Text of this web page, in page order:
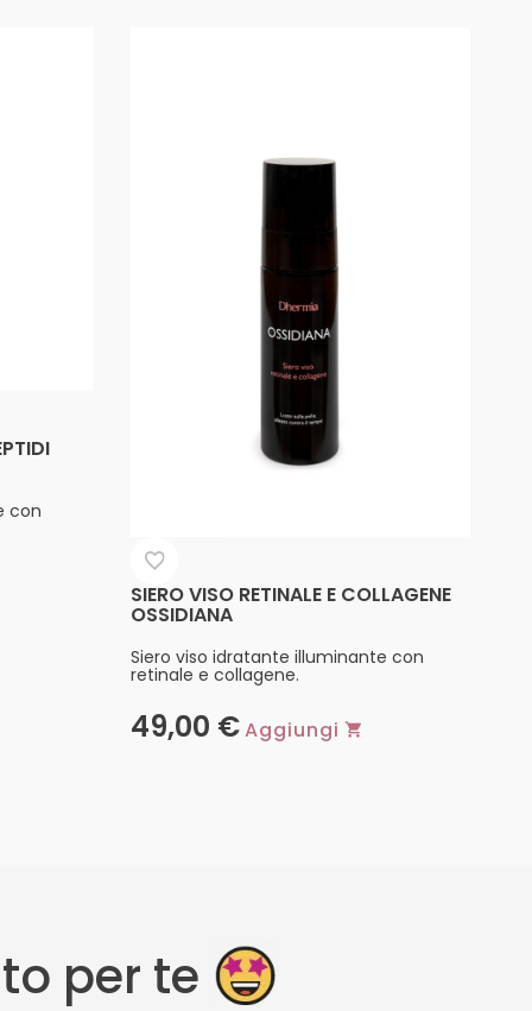
con
SIERO VISO RETINALE E COLLAGENE
OSSIDIANA
Siero viso idratante illuminante con
retinale e collagene.
49,00 €Aggiungi
per te